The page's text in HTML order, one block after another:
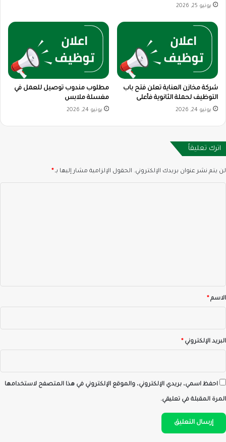
يونيو 25, 2026
شركة مخازن العناية تعلن فتح باب
التوظيف لحملة الثانوية فأعلى
يونيو 24, 2026
مطلوب مندوب توصيل للعمل في
مغسلة ملابس
يونيو 24, 2026
اترك تعليقاً
لن يتم نشر عنوان بريدك الإلكتروني. الحقول الإلزامية مشار إليها بـ*
*الاسم*
البريد الإلكتروني*
احفظ اسمي، بريدي الإلكتروني، والموقع الإلكتروني في هذا المتصفح لاستخدامها
المرة المقبلة في تعليقي.